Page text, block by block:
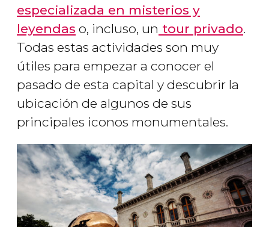
especializada en misterios y
leyendas o, incluso, un tour privado.
Todas estas actividades son muy
útiles para empezar a conocer el
pasado de esta capital y descubrir la
ubicación de algunos de sus
principales iconos monumentales.